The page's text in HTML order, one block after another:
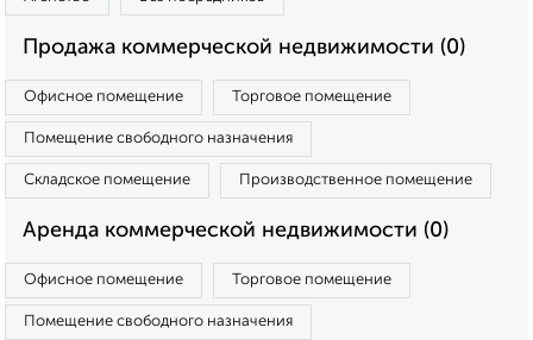
Продажа коммерческой недвижимости (0)
Офисное помещение Торговое помещение
Помещение свободного назначения
Складское помещение Производственное помещение
Аренда коммерческой недвижимости (0)
Офисное помещение Торговое помещение
Помещение свободного назначения